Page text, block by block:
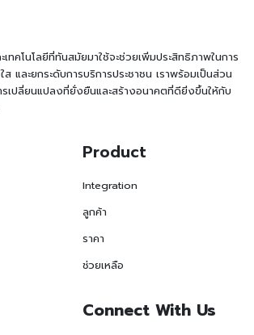
เทคโนโลยีที่ทันสมัยมาใช้จะช่วยเพิ่มประสิทธิภาพในการ
และยกระดับการบริการประชาชน เราพร้อมเป็นส่วน
รเปลี่ยนแปลงที่ยั่งยืนและสร้างอนาคตที่ดียิ่งขึ้นให้กับ
Product
Integration
ลูกค้า
ราคา
ช่วยเหลือ
Connect With Us